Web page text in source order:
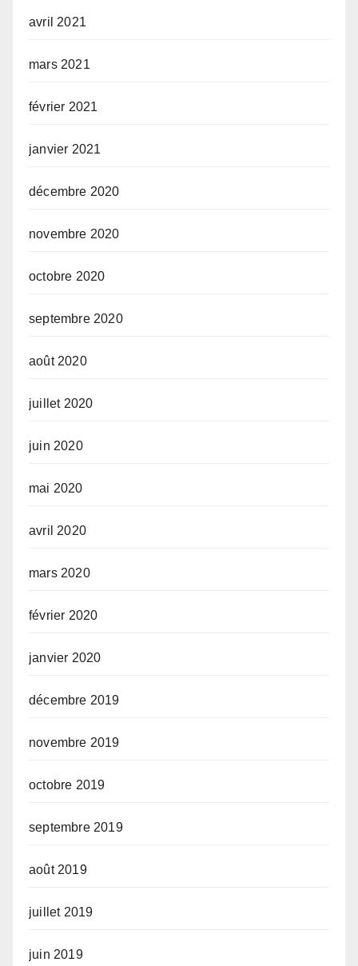
avril 2021
mars 2021
février 2021
janvier 2021
décembre 2020
novembre 2020
octobre 2020
septembre 2020
août 2020
juillet 2020
juin 2020
mai 2020
avril 2020
mars 2020
février 2020
janvier 2020
décembre 2019
novembre 2019
octobre 2019
septembre 2019
août 2019
juillet 2019
juin 2019